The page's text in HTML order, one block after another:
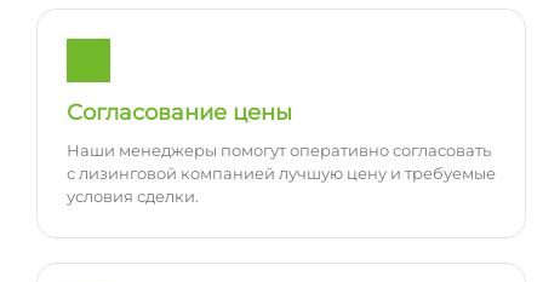
Согласование цены
Наши менеджеры помогут оперативно согласовать
с лизинговой компанией лучшую цену и требуемые
условия сделки.